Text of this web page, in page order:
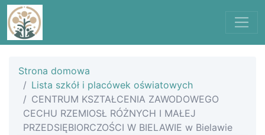
Strona domowa
Lista szkół i placówek oświatowych
CENTRUM KSZTAŁCENIA ZAWODOWEGO
CECHU RZEMIOSŁ RÓŻNYCH I MAŁEJ
PRZEDSIĘBIORCZOŚCI W BIELAWIE w Bielawie